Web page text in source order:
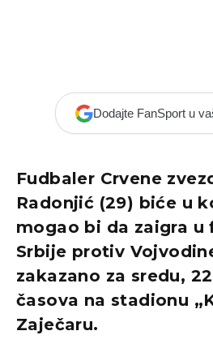
Dodajte FanSport u
Fudbaler Crvene
Radonjić (29) biće u
mogao bi da zaigra u
Srbije protiv
zakazano za sredu,
časova na stadionu
Zaječaru.